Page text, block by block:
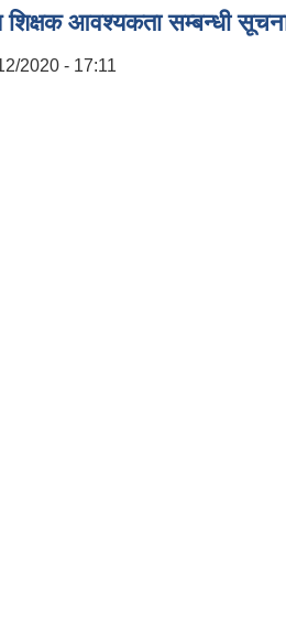
शिक्षक आवश्यकता सम्बन्धी
2020 - 17:11